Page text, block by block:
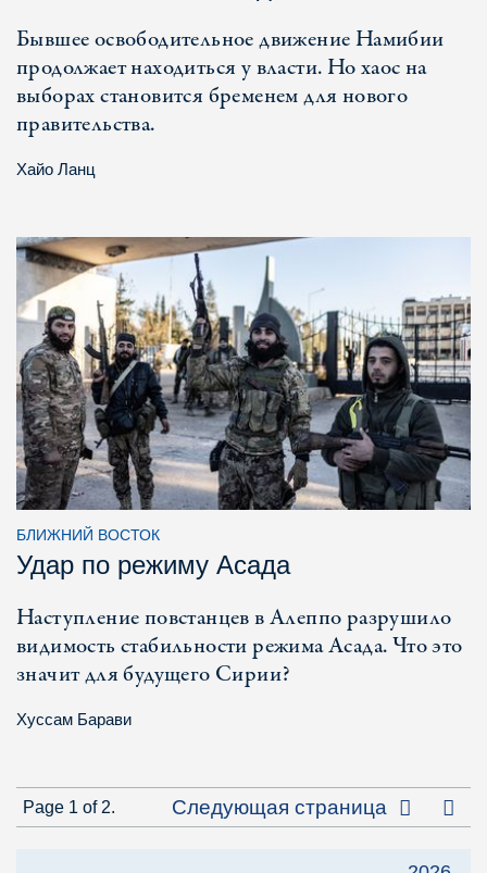
Бывшее освободительное движение Намибии
продолжает находиться у власти. Но хаос на
выборах становится бременем для нового
правительства.
Хайо Ланц
БЛИЖНИЙ ВОСТОК
Удар по режиму Асада
Наступление повстанцев в Алеппо разрушило
видимость стабильности режима Асада. Что это
значит для будущего Сирии?
Хуссам Барави
Page 1 of 2. Следующая страница